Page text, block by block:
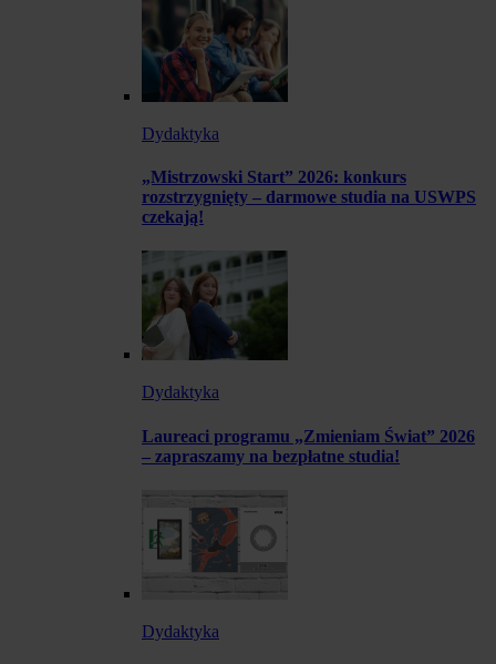
Dydaktyka
„Mistrzowski Start” 2026: konkurs
rozstrzygnięty – darmowe studia na USWPS
czekają!
Dydaktyka
Laureaci programu „Zmieniam Świat” 2026
– zapraszamy na bezpłatne studia!
Dydaktyka